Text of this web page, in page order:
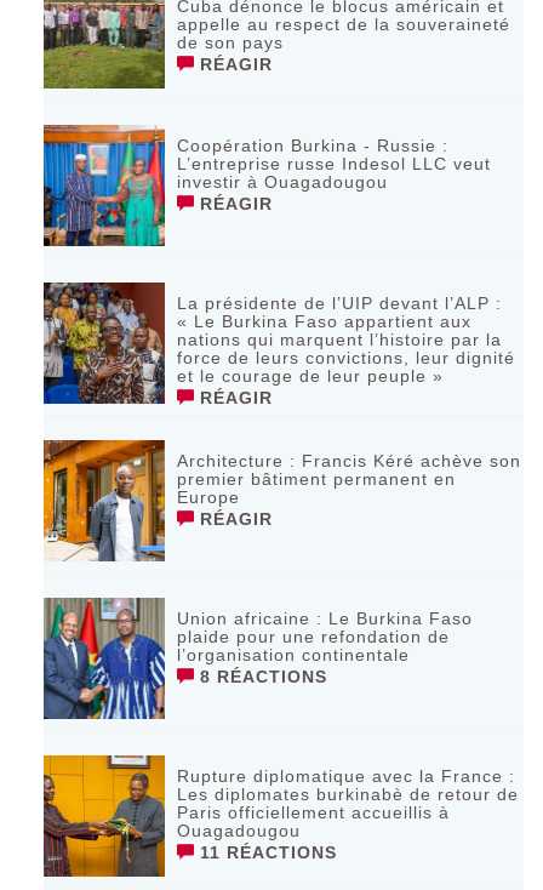
Cuba dénonce le blocus américain et
appelle au respect de la souveraineté
de son pays
RÉAGIR
Coopération Burkina - Russie :
L’entreprise russe Indesol LLC veut
investir à Ouagadougou
RÉAGIR
La présidente de l’UIP devant l’ALP :
« Le Burkina Faso appartient aux
nations qui marquent l’histoire par la
force de leurs convictions, leur dignité
et le courage de leur peuple »
RÉAGIR
‎Architecture : Francis Kéré achève son
premier bâtiment permanent en
Europe
RÉAGIR
Union africaine : Le Burkina Faso
plaide pour une refondation de
l’organisation continentale‎
8 RÉACTIONS
Rupture diplomatique avec la France :
Les diplomates burkinabè de retour de
Paris officiellement accueillis à
Ouagadougou
11 RÉACTIONS